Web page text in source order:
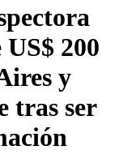
200
y
tras ser